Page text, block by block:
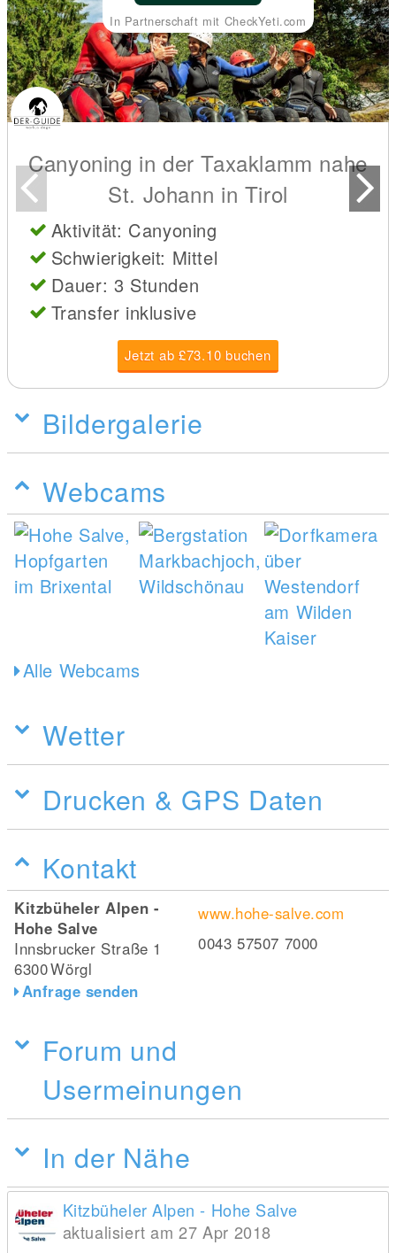
In Partnerschaft mit CheckYeti.com
Canyoning in der Taxaklamm nahe
St. Johann in Tirol
Aktivität: Canyoning
Schwierigkeit: Mittel
Dauer: 3 Stunden
Transfer inklusive
Jetzt ab £73.10 buchen
Bildergalerie
Webcams
Alle Webcams
Wetter
Drucken & GPS Daten
Kontakt
Kitzbüheler Alpen -
Hohe Salve
Innsbrucker Straße 1
6300Wörgl
Anfrage senden
www.hohe-salve.com
0043 57507 7000
Forum und
Usermeinungen
In der Nähe
Kitzbüheler Alpen - Hohe Salve
aktualisiert am 27 Apr 2018